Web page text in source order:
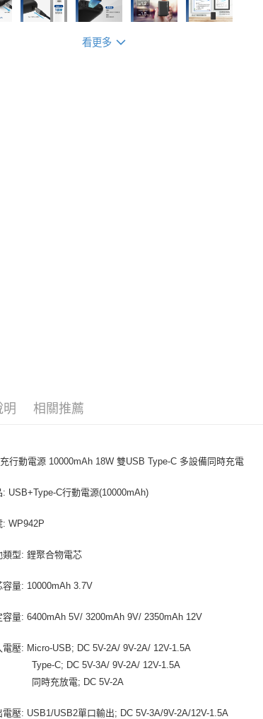
看更多
明 相關推薦
行動電源 10000mAh 18W 雙USB Type-C 多設備同時充電
USB+Type-C行動電源(10000mAh)
WP942P
型: 鋰聚合物電芯
量: 10000mAh 3.7V
量: 6400mAh 5V/ 3200mAh 9V/ 2350mAh 12V
壓: Micro-USB; DC 5V-2A/ 9V-2A/ 12V-1.5A
C; DC 5V-3A/ 9V-2A/ 12V-1.5A
充放電; DC 5V-2A
壓: USB1/USB2單口輸出; DC 5V-3A/9V-2A/12V-1.5A